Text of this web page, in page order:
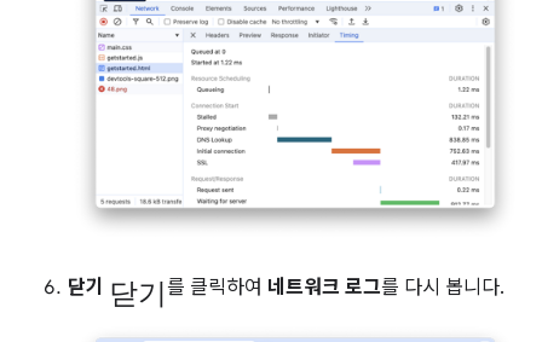
닫기 닫기를 클릭하여 네트워크 로그를 다시 봅니다.